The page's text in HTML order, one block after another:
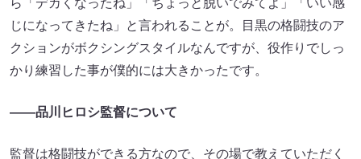
ら「デカくなったね」「ちょっと脱いでみてよ」「いい感
じになってきたね」と言われることが。目黒の格闘技のア
クションがボクシングスタイルなんですが、役作りでしっ
かり練習した事が僕的には大きかったです。
――品川ヒロシ監督について
監督は格闘技ができる方なので、その場で教えていただく